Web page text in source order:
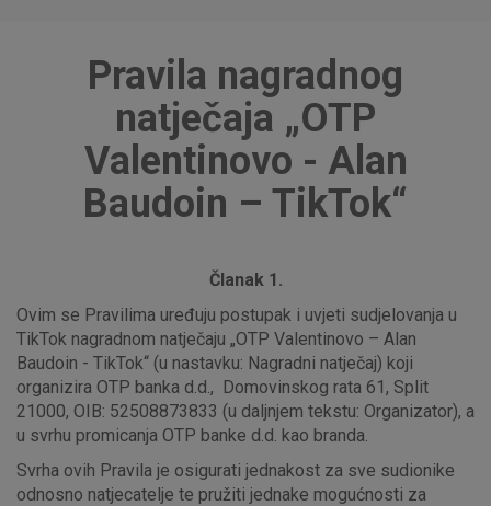
Pravila nagradnog
natječaja „OTP
Valentinovo - Alan
Baudoin – TikTok“
Članak 1.
Ovim se Pravilima uređuju postupak i uvjeti sudjelovanja u
TikTok nagradnom natječaju „OTP Valentinovo – Alan
Baudoin - TikTok“ (u nastavku: Nagradni natječaj) koji
organizira OTP banka d.d., Domovinskog rata 61, Split
21000, OIB: 52508873833 (u daljnjem tekstu: Organizator), a
u svrhu promicanja OTP banke d.d. kao branda.
Svrha ovih Pravila je osigurati jednakost za sve sudionike
odnosno natjecatelje te pružiti jednake mogućnosti za